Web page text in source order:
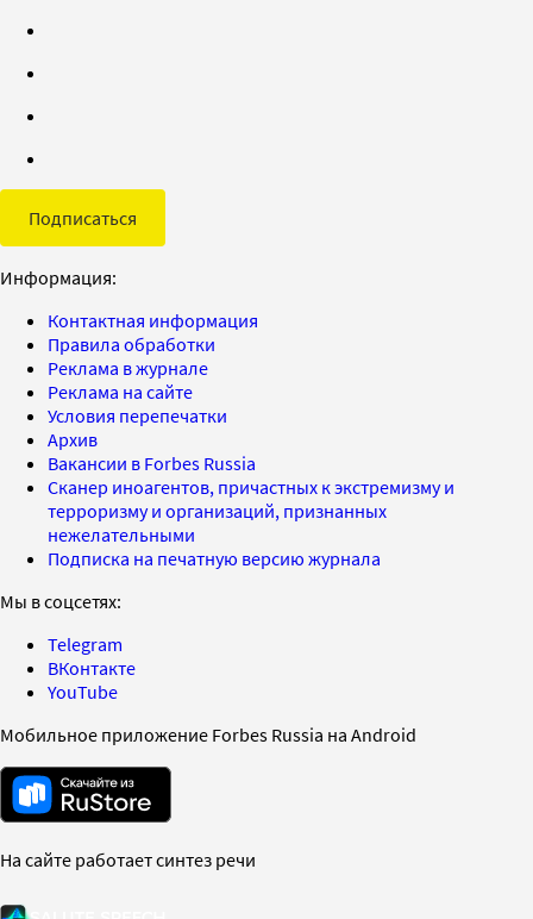
Подписаться
Информация:
Контактная информация
Правила обработки
Реклама в журнале
Реклама на сайте
Условия перепечатки
Архив
Вакансии в Forbes Russia
Сканер иноагентов, причастных к экстремизму и
терроризму и организаций, признанных
нежелательными
Подписка на печатную версию журнала
Мы в соцсетях:
Telegram
ВКонтакте
YouTube
Мобильное приложение Forbes Russia на Android
На сайте работает синтез речи